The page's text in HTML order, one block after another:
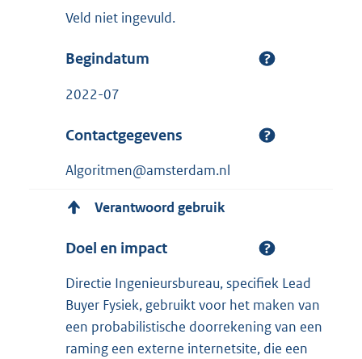
Veld niet ingevuld.
Begindatum
2022-07
Contactgegevens
Algoritmen@amsterdam.nl
Verantwoord gebruik
Doel en impact
Directie Ingenieursbureau, specifiek Lead
Buyer Fysiek, gebruikt voor het maken van
een probabilistische doorrekening van een
raming een externe internetsite, die een